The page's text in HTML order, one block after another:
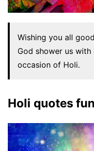
Wishing you all
God shower us
occasion of Holi.
Holi quotes